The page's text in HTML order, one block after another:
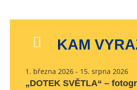
KAM
1. března 2026 - 15. srpna 2026
„DOTEK SVĚTLA“ –